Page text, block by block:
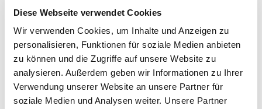
Diese Webseite verwendet Cookies
Wir verwenden Cookies, um Inhalte und Anzeigen zu
personalisieren, Funktionen für soziale Medien anbieten
zu können und die Zugriffe auf unsere Website zu
analysieren. Außerdem geben wir Informationen zu Ihrer
Verwendung unserer Website an unsere Partner für
soziale Medien und Analysen weiter. Unsere Partner
Merken Teilen